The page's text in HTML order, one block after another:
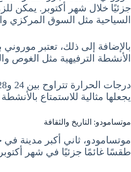
جزئيًا خلال شهر أكتوبر. يمكن
السياحية مثل السوق المركزي
بالإضافة إلى ذلك، تعتبر موروني
الأنشطة الترفيهية مثل الغوص
يجعلها مثالية للاستمتاع
موتسامودو: التاريخ والثقافة
موتسامودو، ثاني أكبر مدينة
طقسًا غائمًا جزئيًا في شهر